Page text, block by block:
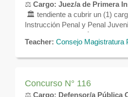
⚖️ Cargo: Juez/a de Primera
🏛️ tendiente a cubrir un (1)
Instrucción Penal y Penal
🏛️ tendiente a cubrir un (1)
Instrucción Penal y Penal
Teacher: Consejo Magistratura
Concurso N° 116
⚖️ Cargo: Defensor/a Pública